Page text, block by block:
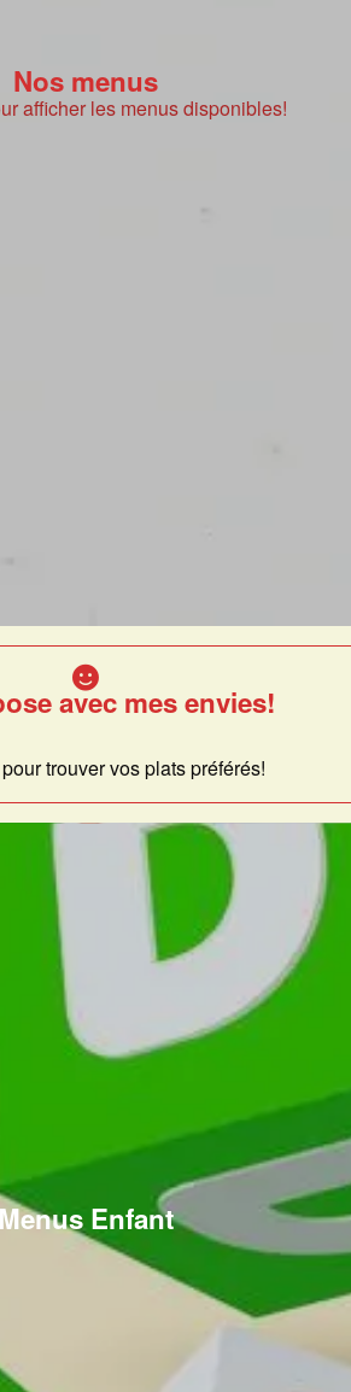
Nos menus
afficher les menus disponibles!
avec mes envies!
trouver vos plats préférés!
Menus Enfant